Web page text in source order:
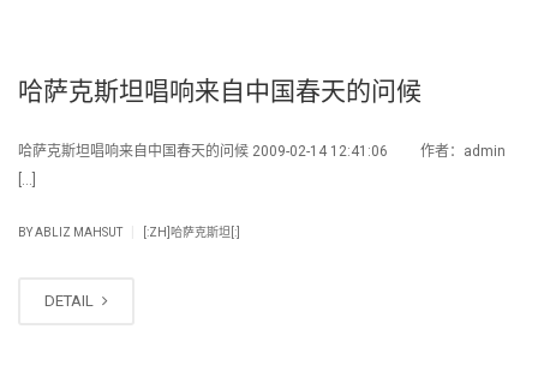
哈萨克斯坦唱响来自中国春天的问候
哈萨克斯坦唱响来自中国春天的问候 2009-02-14 12:41:06 作者：admin
[…]
BYABLIZ MAHSUT [:ZH]哈萨克斯坦[:]
DETAIL